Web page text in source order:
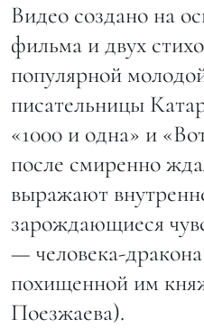
Видео создано на
фильма и двух
популярной
писательницы
«1000 и одна» и
после смиренно
выражают
зарождающиеся
— человека-
похищенной им
Поезжаева).